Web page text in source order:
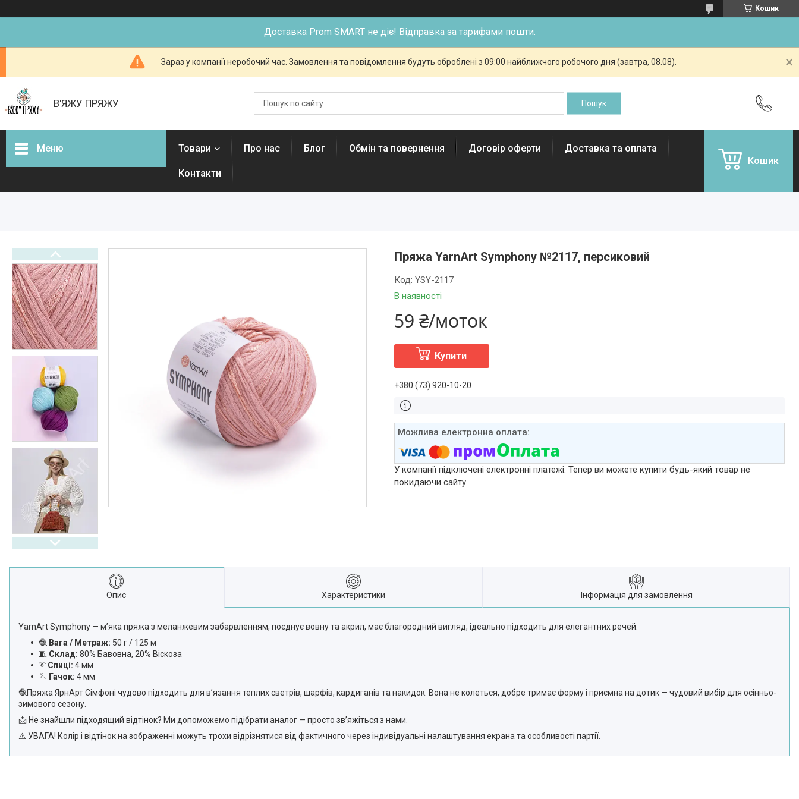
Кошик
Доставка Prom SMART не діє! Відправка за тарифами пошти.
Зараз у компанії неробочий час. Замовлення та повідомлення будуть оброблені з 09:00 найближчого робочого дня (завтра, 08.08).
В'ЯЖУ ПРЯЖУ
Меню Товари Про нас Блог Обмін та повернення Договір оферти Доставка та оплата
Контакти
Кошик
Пряжа YarnArt Symphony №2117, персиковий
В наявності
Код: YSY-2117
59 ₴/моток
Купити
+380 (73) 920-10-20
У компанії підключені електронні платежі. Тепер ви можете купити будь-який товар не
покидаючи сайту.
Опис Характеристики Інформація для замовлення
YarnArt Symphony — м’яка пряжа з меланжевим забарвленням, поєднує вовну та акрил, має благородний вигляд, ідеально підходить для елегантних речей.
🧶 Вага / Метраж: 50 г / 125 м
🧵 Склад: 80% Бавовна, 20% Віскоза
➰ Спиці: 4 мм
🪡 Гачок: 4 мм
🧶Пряжа ЯрнАрт Сімфоні чудово підходить для в’язання теплих светрів, шарфів, кардиганів та накидок. Вона не колеться, добре тримає форму і приємна на дотик — чудовий вибір для осінньо-
зимового сезону.
📩 Не знайшли підходящий відтінок? Ми допоможемо підібрати аналог — просто зв’яжіться з нами.
⚠️ УВАГА! Колір і відтінок на зображенні можуть трохи відрізнятися від фактичного через індивідуальні налаштування екрана та особливості партії.